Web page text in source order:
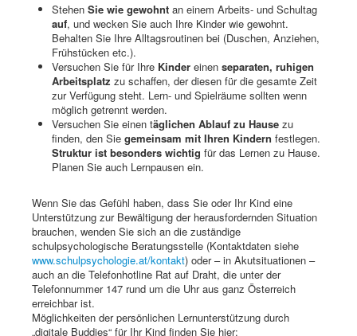
Stehen Sie wie gewohnt an einem Arbeits- und Schultag
auf, und wecken Sie auch Ihre Kinder wie gewohnt.
Behalten Sie Ihre Alltagsroutinen bei (Duschen, Anziehen,
Frühstücken etc.).
Versuchen Sie für Ihre Kinder einen separaten, ruhigen
Arbeitsplatz zu schaffen, der diesen für die gesamte Zeit
zur Verfügung steht. Lern- und Spielräume sollten wenn
möglich getrennt werden.
Versuchen Sie einen täglichen Ablauf zu Hause zu
finden, den Sie gemeinsam mit Ihren Kindern festlegen.
Struktur ist besonders wichtig für das Lernen zu Hause.
Planen Sie auch Lernpausen ein.
Wenn Sie das Gefühl haben, dass Sie oder Ihr Kind eine
Unterstützung zur Bewältigung der herausfordernden Situation
brauchen, wenden Sie sich an die zuständige
schulpsychologische Beratungsstelle (Kontaktdaten siehe
www.schulpsychologie.at/kontakt) oder – in Akutsituationen –
auch an die Telefonhotline Rat auf Draht, die unter der
Telefonnummer 147 rund um die Uhr aus ganz Österreich
erreichbar ist.
Möglichkeiten der persönlichen Lernunterstützung durch
„digitale Buddies“ für Ihr Kind finden Sie hier: